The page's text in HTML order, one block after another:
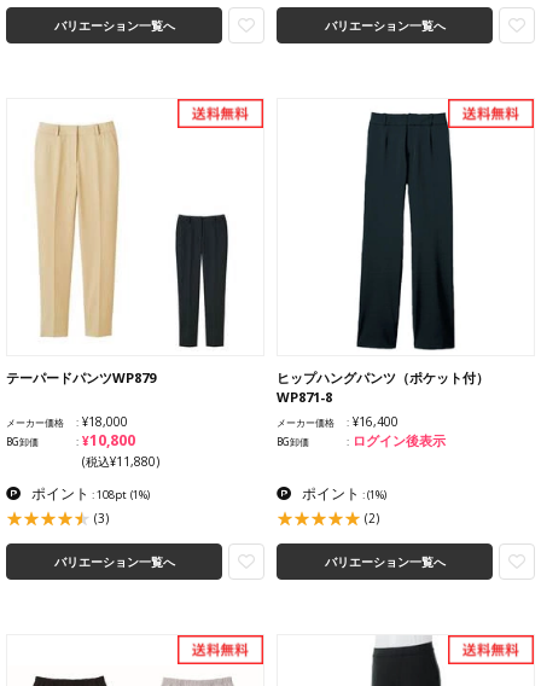
バリエーション一覧へ バリエーション一覧へ
テーパードパンツWP879
メーカー価格 ¥18,000
BG卸価 ¥10,800
(税込¥11,880)
ポイント : 108pt (1%)
(3)
バリエーション一覧へ
ヒップハングパンツ（ポケット付）
WP871-8
メーカー価格 ¥16,400
BG卸価 ログイン後表示
ポイント :(1%)
(2)
バリエーション一覧へ